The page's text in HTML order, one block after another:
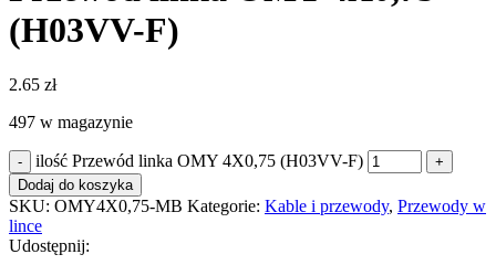
(H03VV-F)
2.65 zł
497 w magazynie
ilość Przewód linka OMY 4X0,75 (H03VV-F)
Dodaj do koszyka
SKU: OMY4X0,75-MB Kategorie: Kable i przewody, Przewody w
lince
Udostępnij: